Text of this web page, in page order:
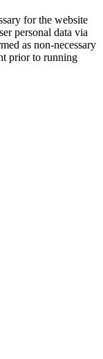
for the website
personal data via
as non-necessary
prior to running